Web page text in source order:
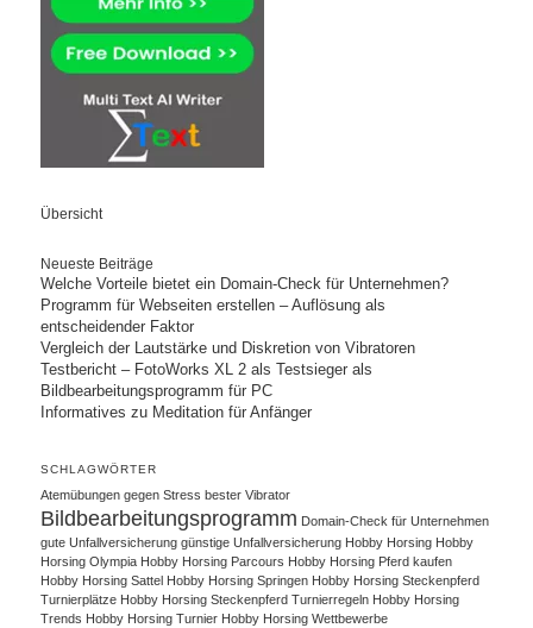
Übersicht
Neueste Beiträge
Welche Vorteile bietet ein Domain-Check für Unternehmen?
Programm für Webseiten erstellen – Auflösung als
entscheidender Faktor
Vergleich der Lautstärke und Diskretion von Vibratoren
Testbericht – FotoWorks XL 2 als Testsieger als
Bildbearbeitungsprogramm für PC
Informatives zu Meditation für Anfänger
SCHLAGWÖRTER
Atemübungen gegen Stress bester Vibrator
Bildbearbeitungsprogramm Domain-Check für Unternehmen
gute Unfallversicherung günstige Unfallversicherung Hobby Horsing Hobby
Horsing Olympia Hobby Horsing Parcours Hobby Horsing Pferd kaufen
Hobby Horsing Sattel Hobby Horsing Springen Hobby Horsing Steckenpferd
Turnierplätze Hobby Horsing Steckenpferd Turnierregeln Hobby Horsing
Trends Hobby Horsing Turnier Hobby Horsing Wettbewerbe